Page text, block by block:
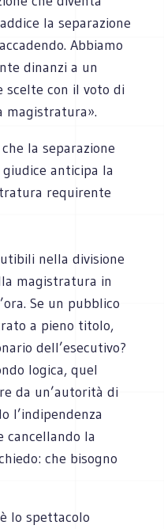
la separazione
Abbiamo
dinanzi a un
scelte con il voto di
magistratura».
la separazione
anticipa la
requirente
nella divisione
magistratura in
Se un pubblico
a pieno titolo,
dell’esecutivo?
logica, quel
da un’autorità di
l’indipendenza
cancellando la
che bisogno
lo spettacolo